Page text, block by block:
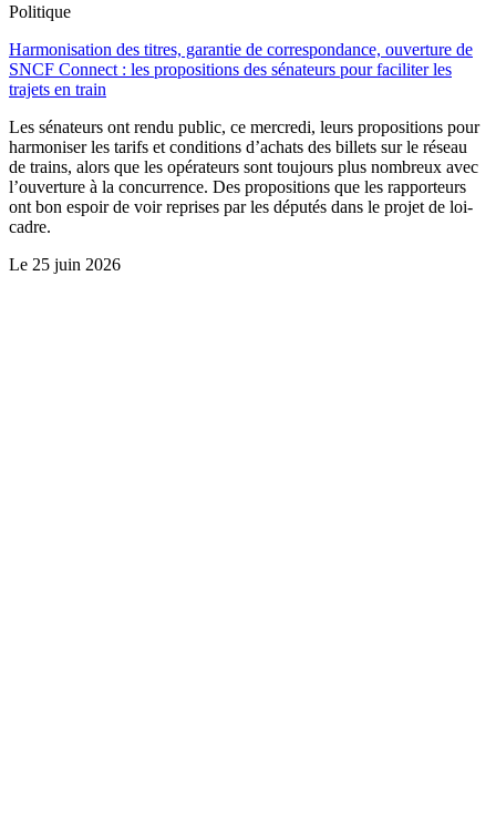
Politique
Harmonisation des titres, garantie de correspondance, ouverture de
SNCF Connect : les propositions des sénateurs pour faciliter les
trajets en train
Les sénateurs ont rendu public, ce mercredi, leurs propositions pour
harmoniser les tarifs et conditions d’achats des billets sur le réseau
de trains, alors que les opérateurs sont toujours plus nombreux avec
l’ouverture à la concurrence. Des propositions que les rapporteurs
ont bon espoir de voir reprises par les députés dans le projet de loi-
cadre.
Le 25 juin 2026